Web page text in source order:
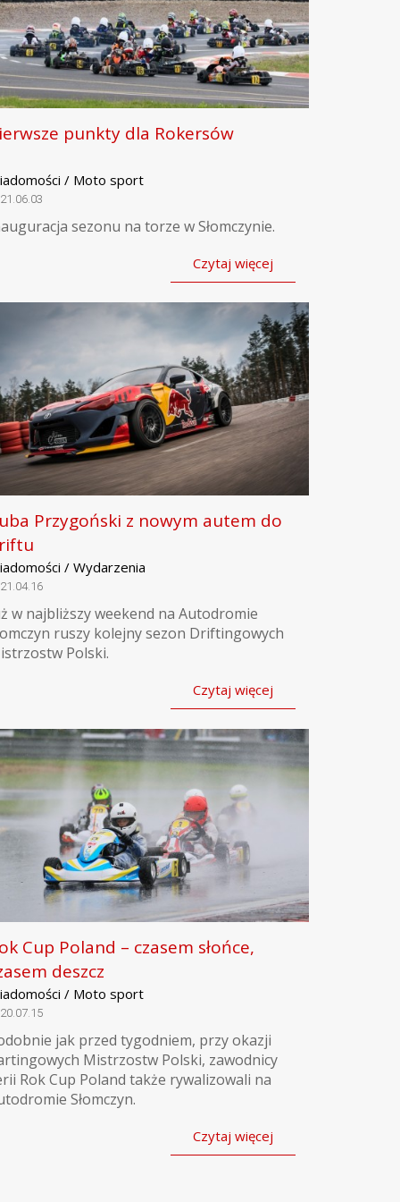
punkty dla Rokersów
/ Moto sport
sezonu na torze w Słomczynie.
Czytaj więcej
Przygoński z nowym autem do
/ Wydarzenia
w najbliższy weekend na Autodromie
ruszy kolejny sezon Driftingowych
Polski.
Czytaj więcej
Cup Poland – czasem słońce,
deszcz
/ Moto sport
jak przed tygodniem, przy okazji
Mistrzostw Polski, zawodnicy
Rok Cup Poland także rywalizowali na
Słomczyn.
Czytaj więcej